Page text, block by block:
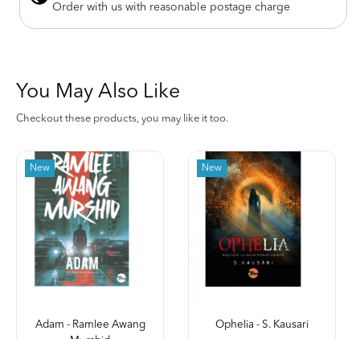
Order with us with reasonable postage charge
You May Also Like
Checkout these products, you may like it too.
New
Adam - Ramlee Awang
New
Ophelia - S. Kausari